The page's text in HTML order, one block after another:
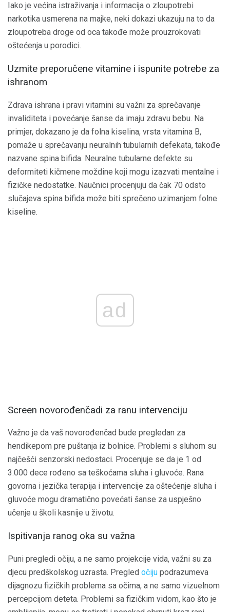
Iako je većina istraživanja i informacija o zloupotrebi
narkotika usmerena na majke, neki dokazi ukazuju na to da
zloupotreba droge od oca takođe može prouzrokovati
oštećenja u porodici.
Uzmite preporučene vitamine i ispunite potrebe za
ishranom
Zdrava ishrana i pravi vitamini su važni za sprečavanje
invaliditeta i povećanje šanse da imaju zdravu bebu. Na
primjer, dokazano je da folna kiselina, vrsta vitamina B,
pomaže u sprečavanju neuralnih tubularnih defekata, takođe
nazvane spina bifida. Neuralne tubularne defekte su
deformiteti kičmene moždine koji mogu izazvati mentalne i
fizičke nedostatke. Naučnici procenjuju da čak 70 odsto
slučajeva spina bifida može biti sprečeno uzimanjem folne
kiseline.
ad
Screen novorođenčadi za ranu intervenciju
Važno je da vaš novorođenčad bude pregledan za
hendikepom pre puštanja iz bolnice. Problemi s sluhom su
najčešći senzorski nedostaci. Procenjuje se da je 1 od
3.000 dece rođeno sa teškoćama sluha i gluvoće. Rana
govorna i jezička terapija i intervencije za oštećenje sluha i
gluvoće mogu dramatično povećati šanse za uspješno
učenje u školi kasnije u životu.
Ispitivanja ranog oka su važna
Puni pregledi očiju, a ne samo projekcije vida, važni su za
djecu predškolskog uzrasta. Pregled očiju podrazumeva
dijagnozu fizičkih problema sa očima, a ne samo vizuelnom
percepcijom deteta. Problemi sa fizičkim vidom, kao što je